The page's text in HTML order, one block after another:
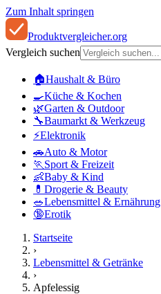
Zum Inhalt springen
Produktvergleicher.org
Vergleich suchen
🏠Haushalt & Büro
🍳Küche & Kochen
🌿Garten & Outdoor
🔧Baumarkt & Werkzeug
⚡Elektronik
🚗Auto & Motor
🏃 Sport & Freizeit
👶Baby & Kind
💊 Drogerie & Beauty
🥗Lebensmittel & Ernährung
🔞Erotik
Startseite
›
Lebensmittel & Getränke
›
Apfelessig